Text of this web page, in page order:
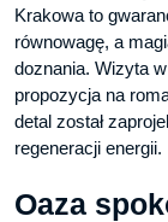
Krakowa to
równowagę, a
doznania. Wizyta
propozycja na
detal został
regeneracji energii.
Oaza